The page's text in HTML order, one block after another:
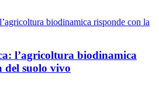
l’agricoltura biodinamica
del suolo vivo